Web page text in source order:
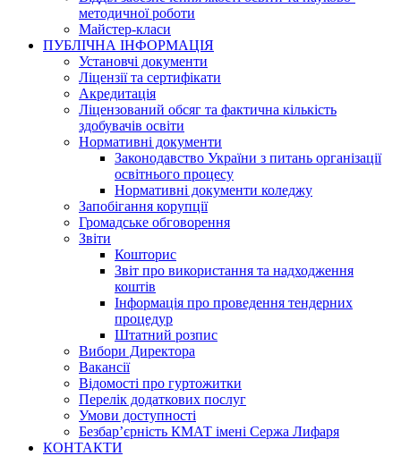
методичної роботи
Майстер-класи
ПУБЛІЧНА ІНФОРМАЦІЯ
Установчі документи
Ліцензії та сертифікати
Акредитація
Ліцензований обсяг та фактична кількість
здобувачів освіти
Нормативні документи
Законодавство України з питань організації
освітнього процесу
Нормативні документи коледжу
Запобігання корупції
Громадське обговорення
Звіти
Кошторис
Звіт про використання та надходження
коштів
Інформація про проведення тендерних
процедур
Штатний розпис
Вибори Директора
Вакансії
Відомості про гуртожитки
Перелік додаткових послуг
Умови доступності
Безбар’єрність КМАТ імені Сержа Лифаря
КОНТАКТИ